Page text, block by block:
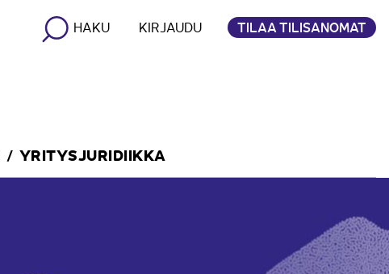
HAKU KIRJAUDU TILAA TILISANOMAT
YRITYSJURIDIIKKA